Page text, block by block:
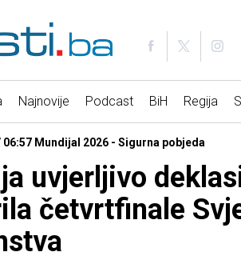
Najnovije Podcast BiH Regija
06:57 Mundijal 2026 - Sigurna pobjeda
uvjerljivo
četvrtfinale